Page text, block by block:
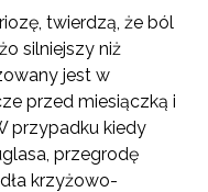
twierdzą, że ból
silniejszy niż
jest w
przed miesiączką i
przypadku kiedy
przegrodę
krzyżowo-